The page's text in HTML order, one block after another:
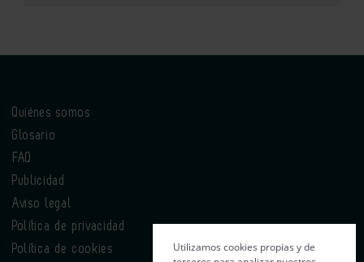
Quiénes somos
Glosario
FAQ
Publicidad
Aviso legal
Política de privacidad
Política de cookies
Utilizamos cookies propias y de